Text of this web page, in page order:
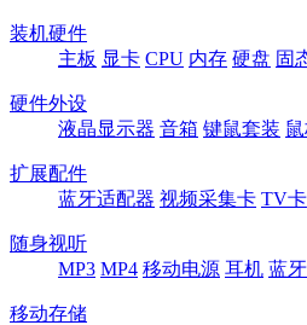
装机硬件
主板 显卡 CPU 内存 硬盘 固
硬件外设
液晶显示器 音箱 键鼠套装
扩展配件
蓝牙适配器 视频采集卡 TV卡
随身视听
MP3 MP4 移动电源 耳机 蓝
移动存储